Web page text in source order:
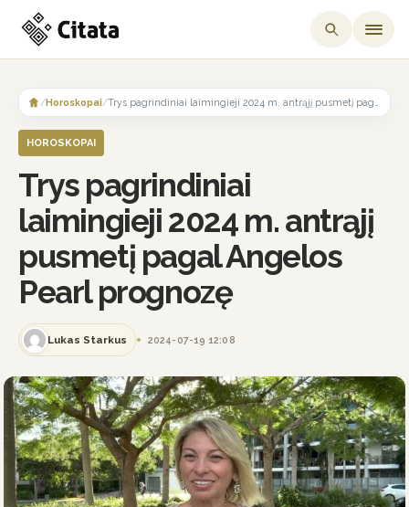
content
/Horoskopai/
HOROSKOPAI
Trys pagrindiniai
laimingieji 2024 m. antrąjį
pusmetį pagal Angelos
Pearl prognozę
Lukas Starkus 2024-07-19 12:08